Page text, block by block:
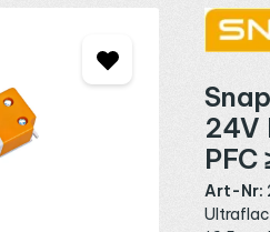
24V
PFC
Art-Nr: